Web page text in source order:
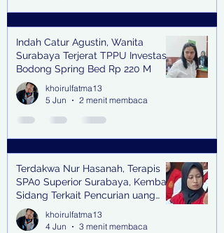
Indah Catur Agustin, Wanita
Surabaya Terjerat TPPU Investasi
Bodong Spring Bed Rp 220 M
khoirulfatma13
5 Jun
2 menit membaca
Terdakwa Nur Hasanah, Terapis
SPA0 Superior Surabaya, Kembali
Sidang Terkait Pencurian uang
senilai Rp1,285 M di PN Surabaya
khoirulfatma13
4 Jun
3 menit membaca